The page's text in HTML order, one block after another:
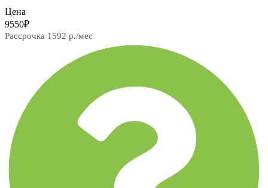
Цена
9550₽
Рассрочка 1592 р./мес